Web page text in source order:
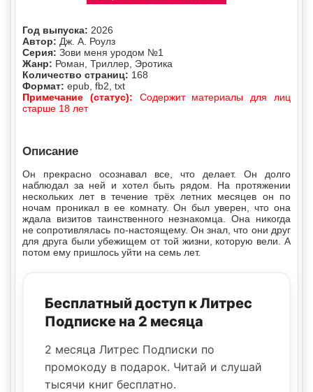
Год выпуска: 2026
Автор: Дж. А. Роулз
Серия: Зови меня уродом №1
Жанр: Роман, Триллер, Эротика
Количество страниц: 168
Формат: epub, fb2, txt
Примечание (статус): Содержит материалы для лиц
старше 18 лет
Описание
Он прекрасно осознавал все, что делает. Он долго
наблюдал за ней и хотел быть рядом. На протяжении
нескольких лет в течение трёх летних месяцев он по
ночам проникал в ее комнату. Он был уверен, что она
ждала визитов таинственного незнакомца. Она никогда
не сопротивлялась по-настоящему. Он знал, что они друг
для друга были убежищем от той жизни, которую вели. А
потом ему пришлось уйти на семь лет.
Бесплатный доступ к Литрес
Подписке на 2 месяца
2 месяца Литрес Подписки по
промокоду в подарок. Читай и слушай
тысячи книг бесплатно.